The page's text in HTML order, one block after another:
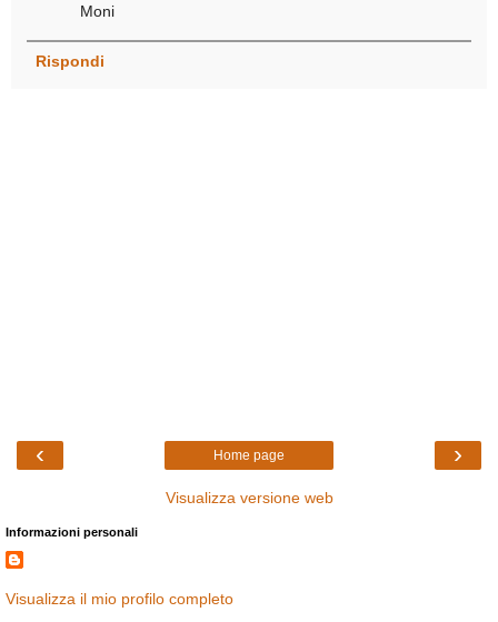
Moni
Rispondi
‹ ›
Home page
Visualizza versione web
Informazioni personali
Visualizza il mio profilo completo